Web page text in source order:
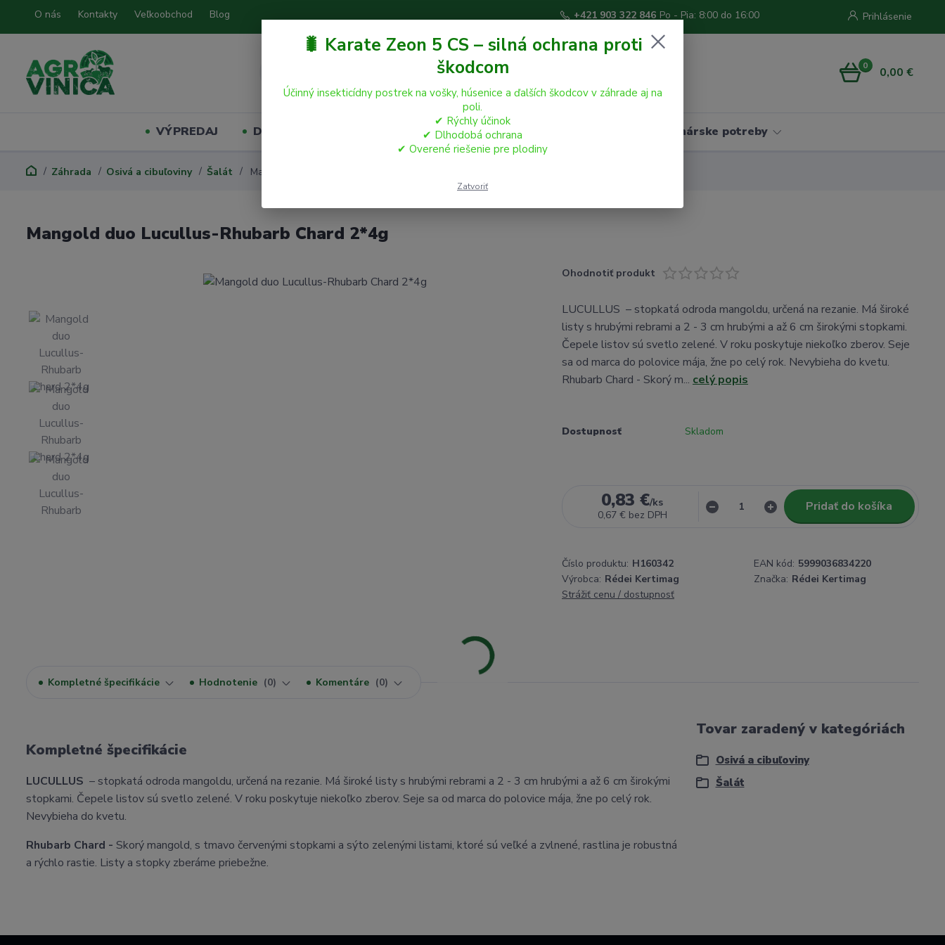
O nás Kontakty Veľkoobchod Blog Prihlásenie
+421 903 322 846 Po - Pia: 8:00 do 16:00
0 0,00 €
VÝPREDAJ Domáci miláčikovia Hospodárske zvieratá Vinárske potreby
Záhrada Osivá a cibuľoviny Šalát Mangold duo Lucullus-Rhubarb Chard 2*4g
Mangold duo Lucullus-Rhubarb Chard 2*4g
Ohodnotiť produkt
LUCULLUS – stopkatá odroda mangoldu, určená na rezanie. Má široké
listy s hrubými rebrami a 2 - 3 cm hrubými a až 6 cm širokými stopkami.
Čepele listov sú svetlo zelené. V roku poskytuje niekoľko zberov. Seje
sa od marca do polovice mája, žne po celý rok. Nevybieha do kvetu.
Rhubarb Chard - Skorý m... celý popis
Dostupnosť Skladom
0,83 €/ks
0,67 € bez DPH
Pridať do košíka
Číslo produktu: H160342 EAN kód: 5999036834220
Výrobca: Rédei Kertimag Značka: Rédei Kertimag
Strážiť cenu / dostupnosť
Kompletné špecifikácie Hodnotenie 0 Komentáre 0
Kompletné špecifikácie
LUCULLUS – stopkatá odroda mangoldu, určená na rezanie. Má široké listy s hrubými rebrami a 2 - 3 cm hrubými a až 6 cm širokými
stopkami. Čepele listov sú svetlo zelené. V roku poskytuje niekoľko zberov. Seje sa od marca do polovice mája, žne po celý rok.
Nevybieha do kvetu.
Rhubarb Chard - Skorý mangold, s tmavo červenými stopkami a sýto zelenými listami, ktoré sú veľké a zvlnené, rastlina je robustná
a rýchlo rastie. Listy a stopky zberáme priebežne.
Tovar zaradený v kategóriách
Osivá a cibuľoviny
Šalát
🐛 Karate Zeon 5 CS – silná ochrana proti
škodcom
Účinný insekticídny postrek na vošky, húsenice a ďalších škodcov v záhrade aj na
poli.
✔ Rýchly účinok
✔ Dlhodobá ochrana
✔ Overené riešenie pre plodiny
Zatvoriť